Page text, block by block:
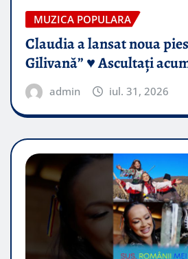
MUZICA POPULARA
Claudia a lansat noua
Gilivană” ♥️ Ascultați
admin iul. 31, 2026